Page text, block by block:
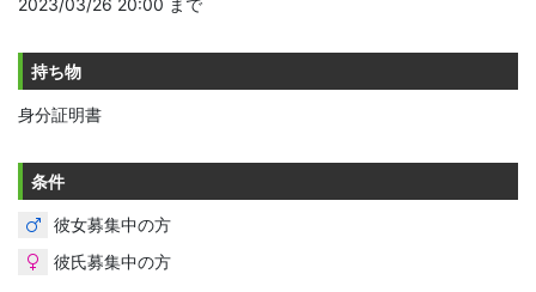
持ち物
身分証明書
条件
彼女募集中の方
彼氏募集中の方